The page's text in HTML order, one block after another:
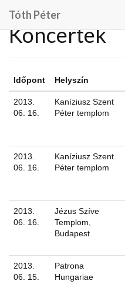
Tóth Péter
Koncertek
Időpont Helyszín
2013.
06. 16.
Kaníziusz Szent
Péter templom
2013.
06. 16.
Kaníziusz Szent
Péter templom
2013.
06. 16.
Jézus Szíve
Templom,
Budapest
2013.
06. 15.
Patrona
Hungariae